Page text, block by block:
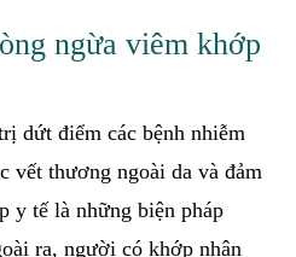
ngừa viêm khớp
dứt điểm các bệnh nhiễm
vết thương ngoài da và đảm
y tế là những biện pháp
ra, người có khớp nhân